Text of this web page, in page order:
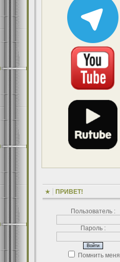
ПРИВЕТ!
Пользователь :
Пароль :
Помнить меня